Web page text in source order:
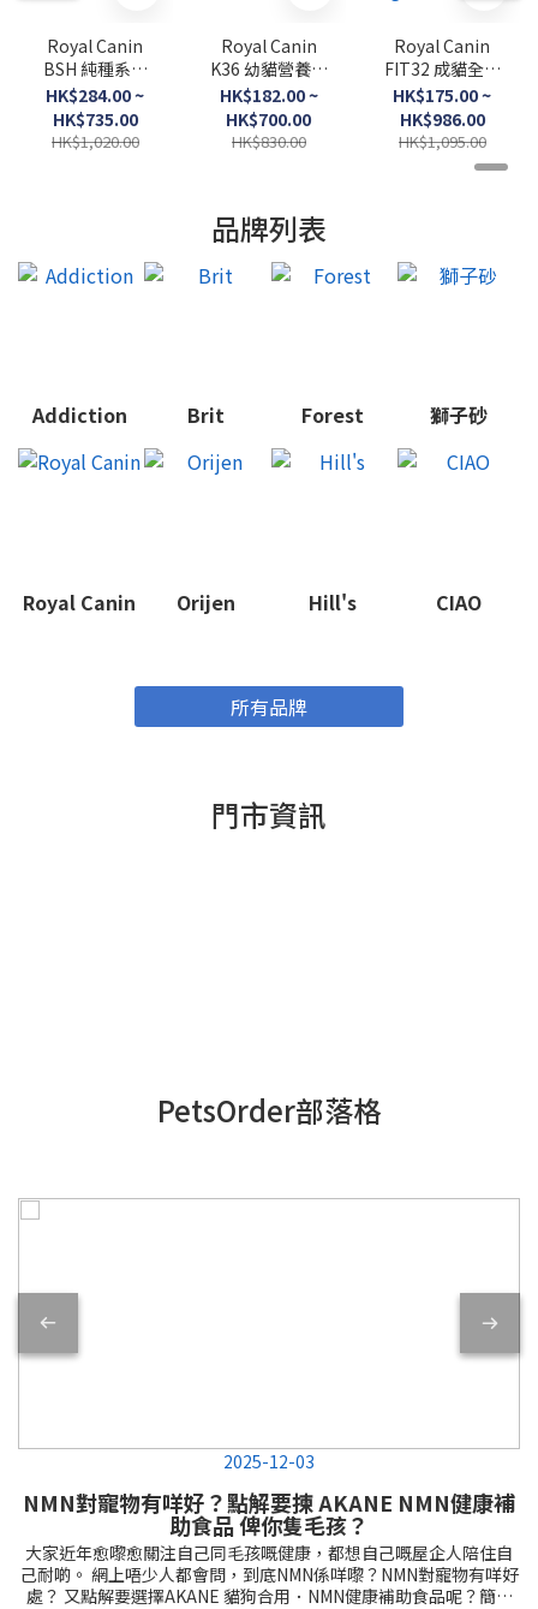
Royal Canin
BSH 純種系列
英短成貓專屬配
方．
2kg/4kg/10kg
HK$284.00 ~
HK$735.00
HK$1,020.00
Royal Canin
K36 幼貓營養配
方．
2kg/4kg/10kg
HK$182.00 ~
HK$700.00
HK$830.00
Royal Canin
FIT32 成貓全效
健康營養配方．
2kg/4kg/10kg
/15kg（貓貓乾
HK$175.00 ~
HK$986.00
HK$1,095.00
品牌列表
Addiction Brit Forest 獅子砂
Royal Canin Orijen Hill's CIAO
所有品牌
門市資訊
PetsOrder部落格
2025-12-03
NMN對寵物有咩好？點解要揀 AKANE NMN健康補
助食品 俾你隻毛孩？
大家近年愈嚟愈關注自己同毛孩嘅健康，都想自己嘅屋企人陪住自
己耐啲。 網上唔少人都會問，到底NMN係咩嚟？NMN對寵物有咩好
處？ 又點解要選擇AKANE 貓狗合用．NMN健康補助食品呢？簡單